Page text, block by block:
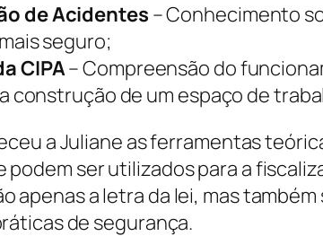
de Acidentes – Conhecimento
seguro;
CIPA– Compreensão do
construção de um espaço de
a Juliane as ferramentas
podem ser utilizados para a
apenas a letra da lei, mas
de segurança.